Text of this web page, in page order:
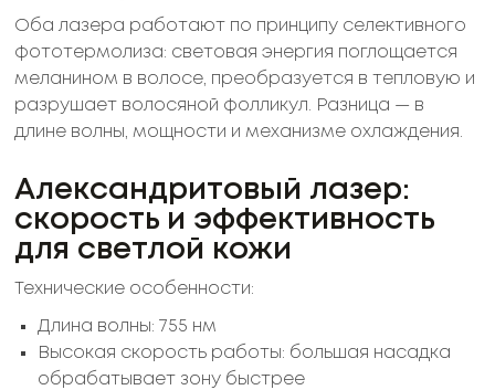
Оба лазера работают по принципу селективного
фототермолиза: световая энергия поглощается
меланином в волосе, преобразуется в тепловую и
разрушает волосяной фолликул. Разница — в
длине волны, мощности и механизме охлаждения.
Александритовый лазер:
скорость и эффективность
для светлой кожи
Технические особенности:
Длина волны: 755 нм
Высокая скорость работы: большая насадка
обрабатывает зону быстрее